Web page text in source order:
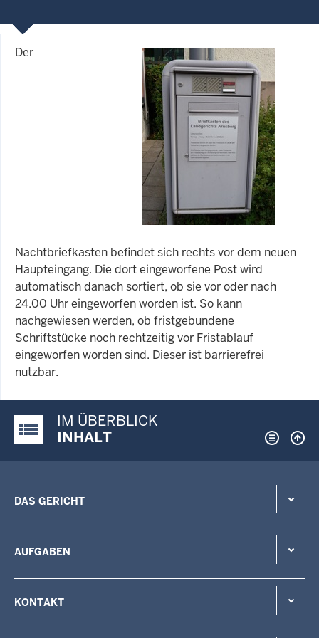
Der
Nachtbriefkasten befindet sich rechts vor dem neuen
Haupteingang. Die dort eingeworfene Post wird
automatisch danach sortiert, ob sie vor oder nach
24.00 Uhr eingeworfen worden ist. So kann
nachgewiesen werden, ob fristgebundene
Schriftstücke noch rechtzeitig vor Fristablauf
eingeworfen worden sind. Dieser ist barrierefrei
nutzbar.
Justiz-Portal im Überblick:
IM ÜBERBLICK
INHALT
DAS GERICHT
AUFGABEN
KONTAKT